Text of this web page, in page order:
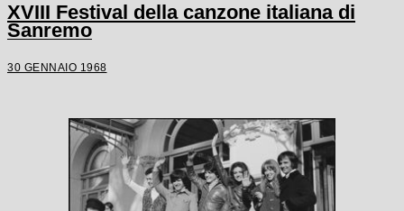
XVIII Festival della canzone italiana di
Sanremo
30 GENNAIO 1968